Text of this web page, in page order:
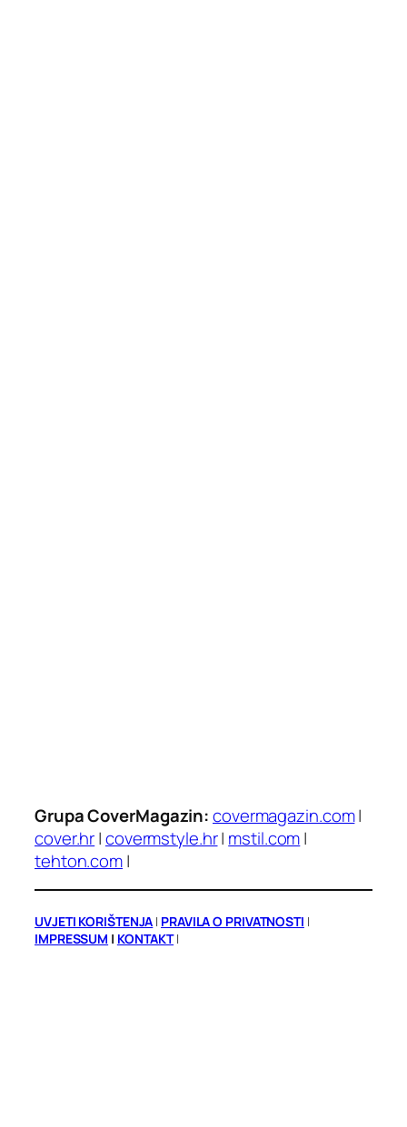
Grupa CoverMagazin:covermagazin.com|
cover.hr|covermstyle.hr| mstil.com|
tehton.com|
UVJETI KORIŠTENJA | PRAVILA O PRIVATNOSTI |
IMPRESSUM | KONTAKT|